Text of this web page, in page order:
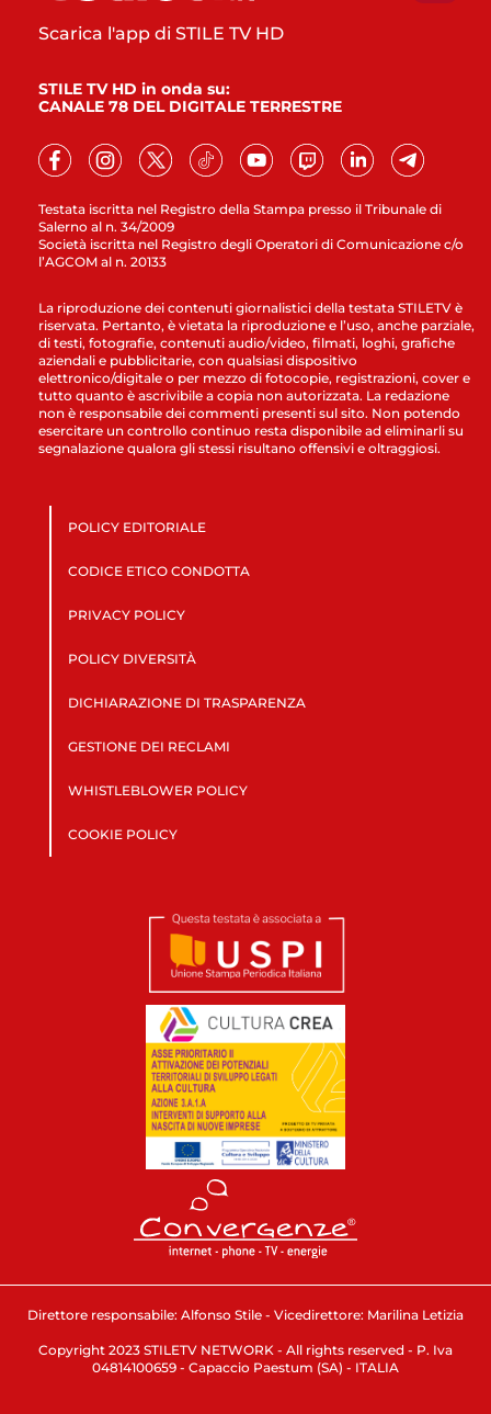
Testata iscritta nel Registro della Stampa presso il Tribunale di
Salerno al n. 34/2009
Società iscritta nel Registro degli Operatori di Comunicazione c/o
l’AGCOM al n. 20133
Scarica l'app di STILE TV HD
STILE TV HD in onda su:
CANALE 78 DEL DIGITALE TERRESTRE
La riproduzione dei contenuti giornalistici della testata STILETV è
riservata. Pertanto, è vietata la riproduzione e l’uso, anche parziale,
di testi, fotografie, contenuti audio/video, filmati, loghi, grafiche
aziendali e pubblicitarie, con qualsiasi dispositivo
elettronico/digitale o per mezzo di fotocopie, registrazioni, cover e
tutto quanto è ascrivibile a copia non autorizzata. La redazione
non è responsabile dei commenti presenti sul sito. Non potendo
esercitare un controllo continuo resta disponibile ad eliminarli su
segnalazione qualora gli stessi risultano offensivi e oltraggiosi.
POLICY EDITORIALE
CODICE ETICO CONDOTTA
PRIVACY POLICY
POLICY DIVERSITÀ
DICHIARAZIONE DI TRASPARENZA
GESTIONE DEI RECLAMI
WHISTLEBLOWER POLICY
COOKIE POLICY
Direttore responsabile: Alfonso Stile - Vicedirettore: Marilina Letizia
Copyright 2023 STILETV NETWORK - All rights reserved - P. Iva
04814100659 - Capaccio Paestum (SA) - ITALIA